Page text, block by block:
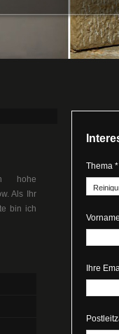
Thema *
Ihre
hohe
Als Ihr
bin ich